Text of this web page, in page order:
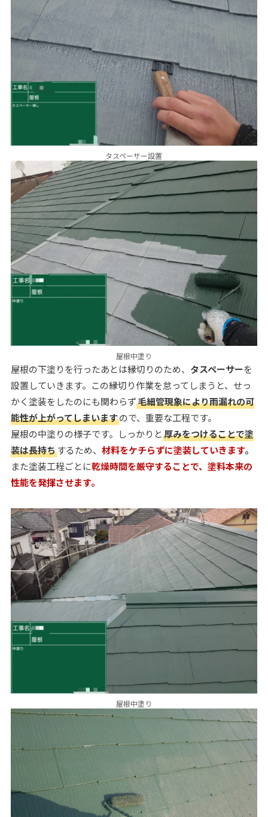
タスペーサー設置
屋根中塗り
屋根の下塗りを行ったあとは縁切りのため、 タスペーサーを
設置していきます。この縁切り作業を怠ってしまうと、せっ
かく塗装をしたのにも関わらず毛細管現象により雨漏れの可
能性が上がってしまいますので、重要な工程です。
屋根の中塗りの様子です。しっかりと厚みをつけることで塗
装は長持ちするため、 材料をケチらずに塗装していきます。
また塗装工程ごとに乾燥時間を厳守することで、塗料本来の
性能を発揮させます。
屋根中塗り